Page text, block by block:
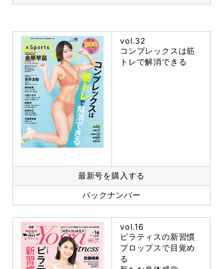
vol.32
コンプレックスは筋
トレで解消できる
最新号を購入する
バックナンバー
vol.16
ピラティスの新習慣
プロップスで目覚め
る